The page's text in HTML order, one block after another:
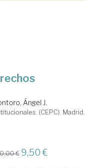
Ángel J.
(CEPC). Madrid,
€ 9,50 €